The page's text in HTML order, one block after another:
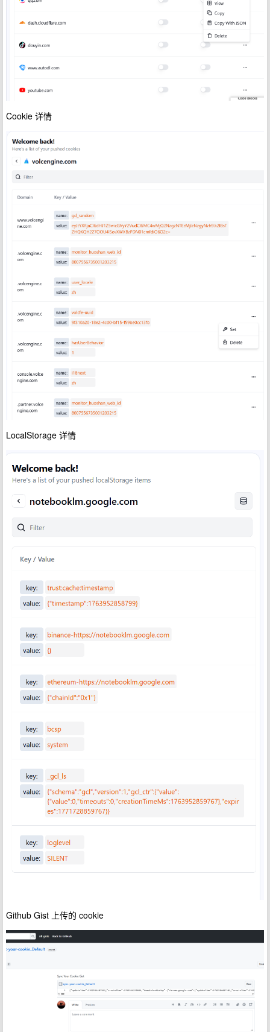
Cookie 详情
LocalStorage 详情
Github Gist 上传的 cookie